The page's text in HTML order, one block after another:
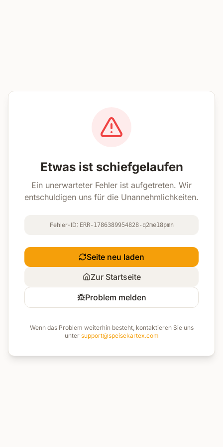
Etwas ist schiefgelaufen
Ein unerwarteter Fehler ist aufgetreten. Wir
entschuldigen uns für die Unannehmlichkeiten.
Fehler-ID: ERR-1786389954828-q2me18pmn
Seite neu laden
Zur Startseite
Problem melden
Wenn das Problem weiterhin besteht, kontaktieren Sie uns
unter support@speisekartex.com